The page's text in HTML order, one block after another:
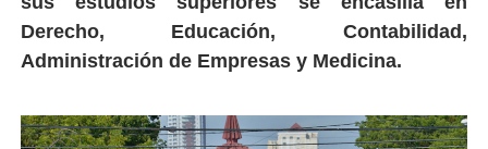
Derecho, Educación, Contabilidad,
Administración de Empresas y Medicina.